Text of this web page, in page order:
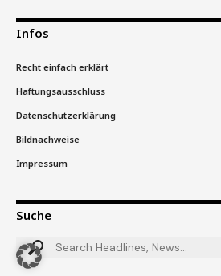
Infos
Recht einfach erklärt
Haftungsausschluss
Datenschutzerklärung
Bildnachweise
Impressum
Suche